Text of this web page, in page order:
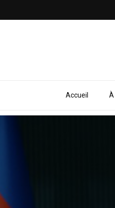
Accueil À